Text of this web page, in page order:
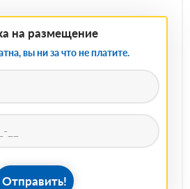
на размещение
вы ни за что не платите.
Отправить!